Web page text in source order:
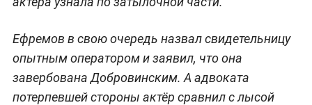
Ефремов в свою очередь назвал свидетельницу
опытным оператором и заявил, что она
завербована Добровинским. А адвоката
потерпевшей стороны актёр сравнил с лысой